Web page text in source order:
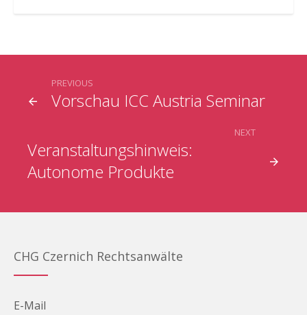
Vorschau ICC Austria Seminar
PREVIOUS
Veranstaltungshinweis:
Autonome Produkte
NEXT
CHG Czernich Rechtsanwälte
E-Mail